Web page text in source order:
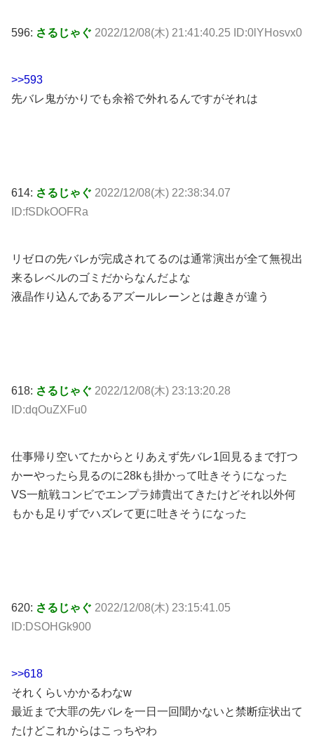
596: さるじゃぐ 2022/12/08(木) 21:41:40.25 ID:0lYHosvx0
>>593
先バレ鬼がかりでも余裕で外れるんですがそれは
614: さるじゃぐ 2022/12/08(木) 22:38:34.07
ID:fSDkOOFRa
リゼロの先バレが完成されてるのは通常演出が全て無視出
来るレベルのゴミだからなんだよな
液晶作り込んであるアズールレーンとは趣きが違う
618: さるじゃぐ 2022/12/08(木) 23:13:20.28
ID:dqOuZXFu0
仕事帰り空いてたからとりあえず先バレ1回見るまで打つ
かーやったら見るのに28kも掛かって吐きそうになった
VS一航戦コンビでエンプラ姉貴出てきたけどそれ以外何
もかも足りずでハズレて更に吐きそうになった
620: さるじゃぐ 2022/12/08(木) 23:15:41.05
ID:DSOHGk900
>>618
それくらいかかるわなw
最近まで大罪の先バレを一日一回聞かないと禁断症状出て
たけどこれからはこっちやわ